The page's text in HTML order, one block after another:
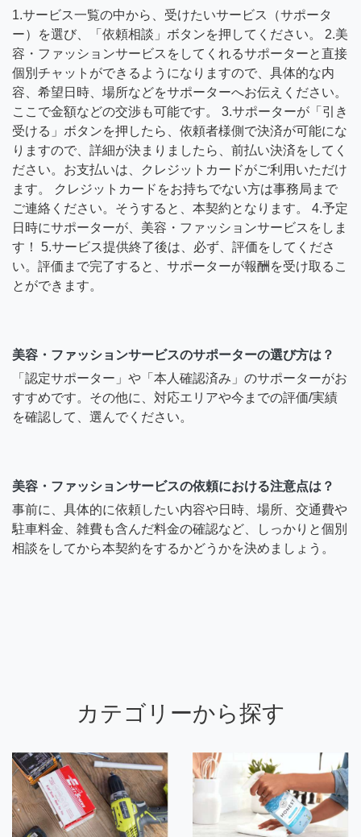
1.サービス一覧の中から、受けたいサービス（サポータ
ー）を選び、「依頼相談」ボタンを押してください。 2.美
容・ファッションサービスをしてくれるサポーターと直接
個別チャットができるようになりますので、具体的な内
容、希望日時、場所などをサポーターへお伝えください。
ここで金額などの交渉も可能です。 3.サポーターが「引き
受ける」ボタンを押したら、依頼者様側で決済が可能にな
りますので、詳細が決まりましたら、前払い決済をしてく
ださい。お支払いは、クレジットカードがご利用いただけ
ます。 クレジットカードをお持ちでない方は事務局まで
ご連絡ください。そうすると、本契約となります。 4.予定
日時にサポーターが、美容・ファッションサービスをしま
す！ 5.サービス提供終了後は、必ず、評価をしてくださ
い。評価まで完了すると、サポーターが報酬を受け取るこ
とができます。
美容・ファッションサービスのサポーターの選び方は？
「認定サポーター」や「本人確認済み」のサポーターがお
すすめです。その他に、対応エリアや今までの評価/実績
を確認して、選んでください。
美容・ファッションサービスの依頼における注意点は？
事前に、具体的に依頼したい内容や日時、場所、交通費や
駐車料金、雑費も含んだ料金の確認など、しっかりと個別
相談をしてから本契約をするかどうかを決めましょう。
カテゴリーから探す